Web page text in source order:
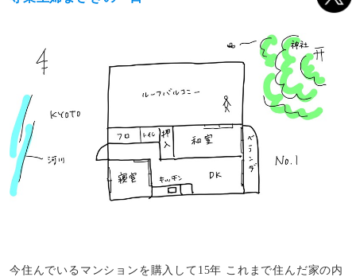
今住んでいるマンションを購入して15年 これまで住んだ家の内